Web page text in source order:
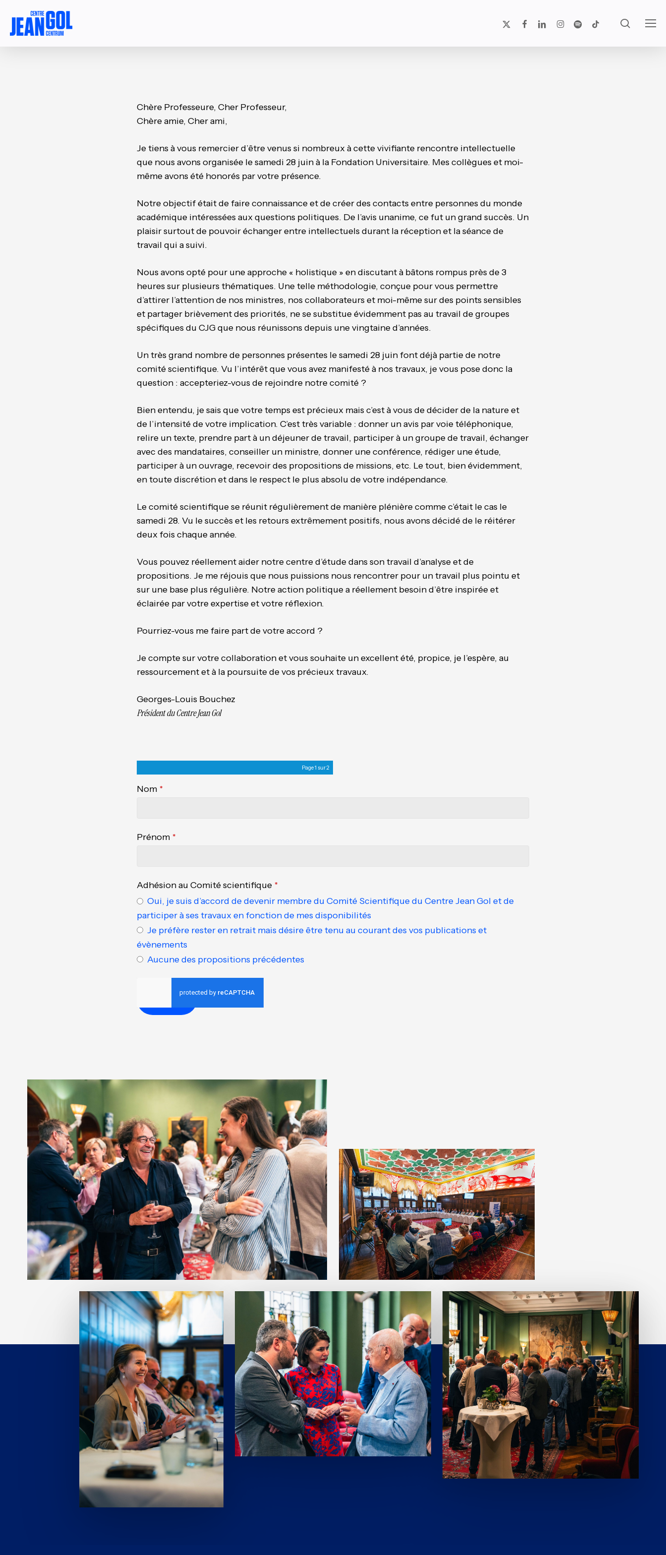
main
content
x-
facebooklinkedininstagram
spotifytiktok search
Chère Professeure, Cher Professeur,
Chère amie, Cher ami,
Je tiens à vous remercier d’être venus si nombreux à cette vivifiante rencontre intellectuelle
que nous avons organisée le samedi 28 juin à la Fondation Universitaire. Mes collègues et moi-
même avons été honorés par votre présence.
Notre objectif était de faire connaissance et de créer des contacts entre personnes du monde
académique intéressées aux questions politiques. De l’avis unanime, ce fut un grand succès. Un
plaisir surtout de pouvoir échanger entre intellectuels durant la réception et la séance de
travail qui a suivi.
Nous avons opté pour une approche « holistique » en discutant à bâtons rompus près de 3
heures sur plusieurs thématiques. Une telle méthodologie, conçue pour vous permettre
d’attirer l’attention de nos ministres, nos collaborateurs et moi-même sur des points sensibles
et partager brièvement des priorités, ne se substitue évidemment pas au travail de groupes
spécifiques du CJG que nous réunissons depuis une vingtaine d’années.
Un très grand nombre de personnes présentes le samedi 28 juin font déjà partie de notre
comité scientifique. Vu l’intérêt que vous avez manifesté à nos travaux, je vous pose donc la
question : accepteriez-vous de rejoindre notre comité ?
Bien entendu, je sais que votre temps est précieux mais c’est à vous de décider de la nature et
de l’intensité de votre implication. C’est très variable : donner un avis par voie téléphonique,
relire un texte, prendre part à un déjeuner de travail, participer à un groupe de travail, échanger
avec des mandataires, conseiller un ministre, donner une conférence, rédiger une étude,
participer à un ouvrage, recevoir des propositions de missions, etc. Le tout, bien évidemment,
en toute discrétion et dans le respect le plus absolu de votre indépendance.
Le comité scientifique se réunit régulièrement de manière plénière comme c’était le cas le
samedi 28. Vu le succès et les retours extrêmement positifs, nous avons décidé de le réitérer
deux fois chaque année.
Vous pouvez réellement aider notre centre d’étude dans son travail d’analyse et de
propositions. Je me réjouis que nous puissions nous rencontrer pour un travail plus pointu et
sur une base plus régulière. Notre action politique a réellement besoin d’être inspirée et
éclairée par votre expertise et votre réflexion.
Pourriez-vous me faire part de votre accord ?
Je compte sur votre collaboration et vous souhaite un excellent été, propice, je l’espère, au
ressourcement et à la poursuite de vos précieux travaux.
Georges-Louis Bouchez
Président du Centre Jean Gol
Page1 sur 2
Nom *
Prénom *
Adhésion au Comité scientifique *
Oui, je suis d’accord de devenir membre du Comité Scientifique du Centre Jean Gol et de
participer à ses travaux en fonction de mes disponibilités
Je préfère rester en retrait mais désire être tenu au courant des vos publications et
évènements
Aucune des propositions précédentes
Suivant